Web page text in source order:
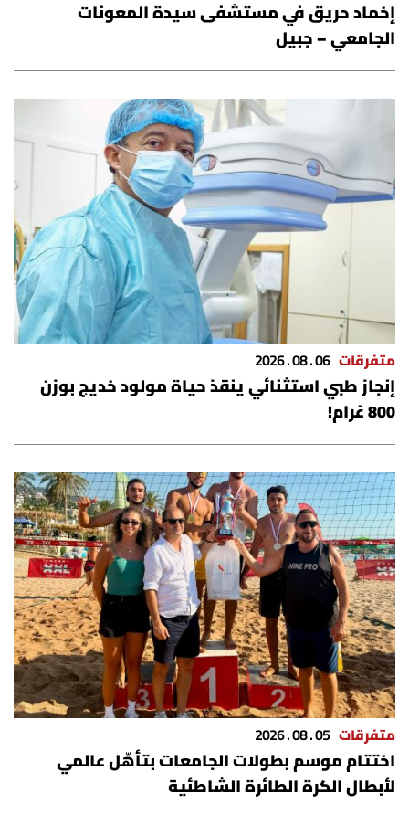
العالم
الصحافة الإسرائيلية
ثقافة وفنون
فصل من كتاب
اقرأ تضحك
سجالات
صحّة وصحن
منوّعات
حظّك اليوم
للتاريخ
فيديو
من نحن
للتواصل معنا
شروط الاستخدام
إخماد حريق في مستشفى سيدة المعونات
الجامعي – جبيل
متفرقات 06 . 08 . 2026
إنجاز طبي استثنائي ينقذ حياة مولود خديج بوزن
800 غرام!
متفرقات 05 . 08 . 2026
اختتام موسم بطولات الجامعات بتأهّل عالمي
لأبطال الكرة الطائرة الشاطئية